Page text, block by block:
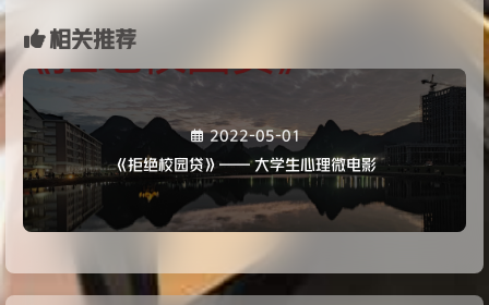
相关推荐
2022-05-01
《拒绝校园贷》—— 大学生心理微电影